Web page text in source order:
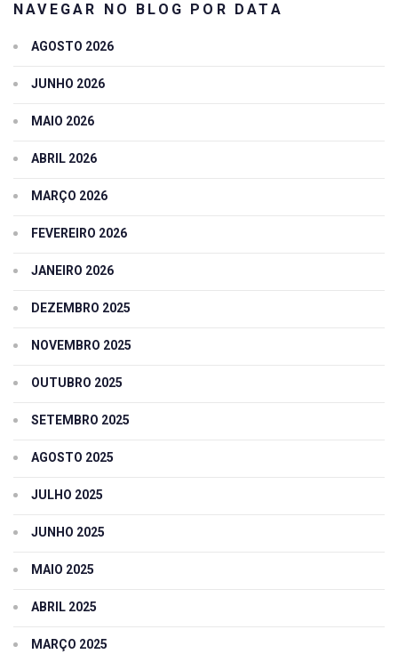
NAVEGAR NO BLOG POR DATA
AGOSTO 2026
JUNHO 2026
MAIO 2026
ABRIL 2026
MARÇO 2026
FEVEREIRO 2026
JANEIRO 2026
DEZEMBRO 2025
NOVEMBRO 2025
OUTUBRO 2025
SETEMBRO 2025
AGOSTO 2025
JULHO 2025
JUNHO 2025
MAIO 2025
ABRIL 2025
MARÇO 2025